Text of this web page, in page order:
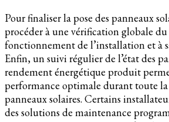
Pour finaliser la pose des panneaux
procéder à une vérification globale
fonctionnement de l’installation et à
Enfin, un suivi régulier de l’état des
rendement énergétique produit
performance optimale durant toute la
panneaux solaires. Certains
des solutions de maintenance